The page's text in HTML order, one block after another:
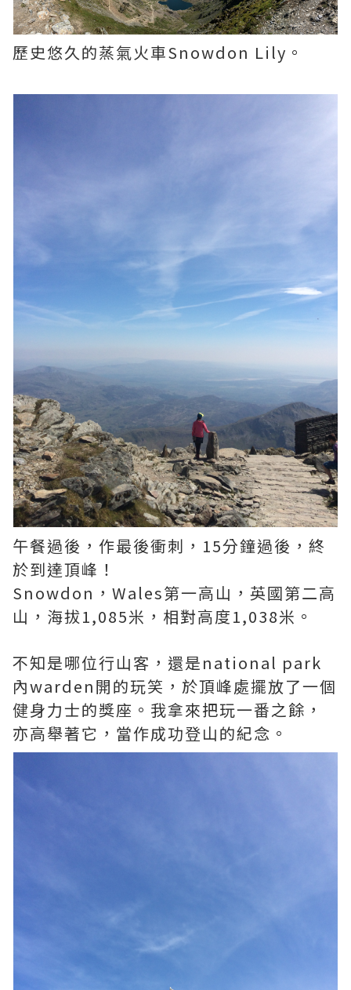
歷史悠久的蒸氣火車Snowdon Lily。
午餐過後，作最後衝刺，15分鐘過後，終
於到達頂峰！
Snowdon，Wales第一高山，英國第二高
山，海拔1,085米，相對高度1,038米。
不知是哪位行山客，還是national park
內warden開的玩笑，於頂峰處擺放了一個
健身力士的獎座。我拿來把玩一番之餘，
亦高舉著它，當作成功登山的紀念。